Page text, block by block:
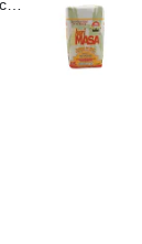
Termékleírás – HORCHATA koncentrátum 1L – Lol-Tun